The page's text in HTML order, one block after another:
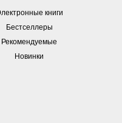
книги
Бестселлеры
Рекомендуемые
Новинки